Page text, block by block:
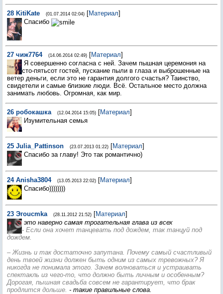
28 KitiKate (01.07.2014 02:04) [Материал]
Спасибо
27 чиж7764 (14.06.2014 02:49) [Материал]
Я совершенно согласна с ней. Зачем пышная церемония на
сто-пятьсот гостей, пускание пыли в глаза и выброшенные на
ветер деньги, если это не гарантия долгого счастья? Таинство,
свидетели и самые близкие люди. Всё. Остальное место должна
занимать любовь. Огромная, как мир.
26 робокашка (12.04.2014 15:05) [Материал]
Изумительная семья
25 Julia_Pattinson (23.07.2013 01:22) [Материал]
Спасибо за главу! Это так романтично)
24 Anisha3804 (13.05.2013 22:02) [Материал]
Спасибо))))))))
23 Эгouсmka (28.11.2012 21:52) [Материал]
это наверно самая трогательная глава из всех
- Если она хочет танцевать под дождем, так танцуй под
дождем.
– Жизнь и так достаточно запутана. Почему самый счастливый
день твоей жизни должен быть одним из самых тревожных? Я
никогда не понимала этого. Зачем волноваться и устраивать
спектакль из чего-то, что должно быть личным и особенным?
Дорогая, пышная свадьба совсем не гарантирует, что брак
продлится дольше. - такие правильные слова.